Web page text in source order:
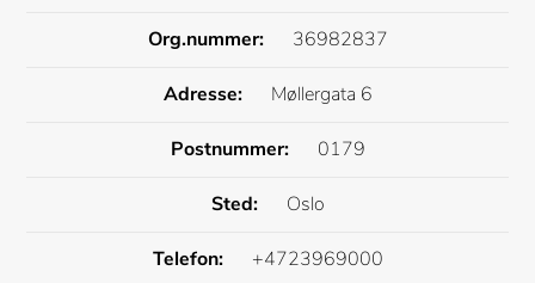
Org.nummer: 36982837
Adresse: Møllergata 6
Postnummer: 0179
Sted: Oslo
Telefon: +4723969000